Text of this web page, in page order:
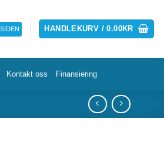
HANDLEKURV /0.00KR
Kontakt oss Finansiering